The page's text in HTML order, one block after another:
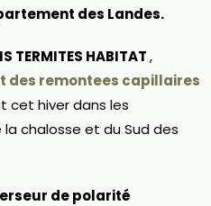
des Landes.
TERMITES HABITAT,
des remontees capillaires
cet hiver dans les
chalosse et du Sud des
de polarité